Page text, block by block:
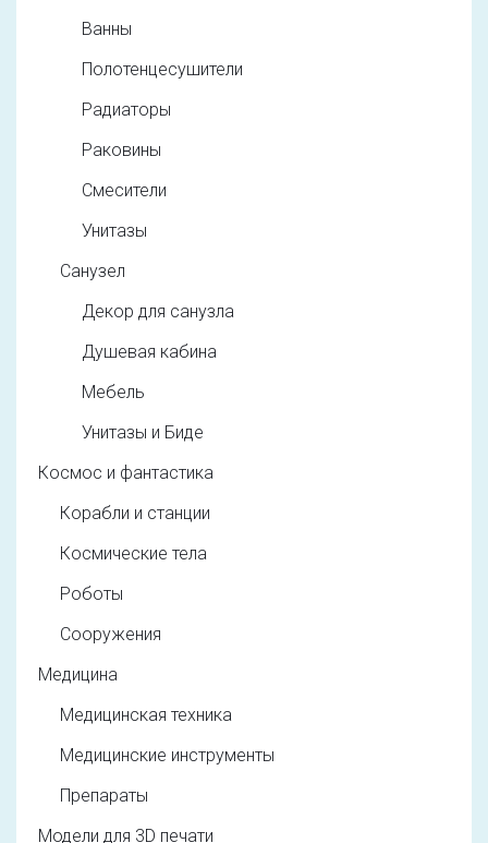
Ванны
Полотенцесушители
Радиаторы
Раковины
Смесители
Унитазы
Санузел
Декор для санузла
Душевая кабина
Мебель
Унитазы и Биде
Космос и фантастика
Корабли и станции
Космические тела
Роботы
Сооружения
Медицина
Медицинская техника
Медицинские инструменты
Препараты
Модели для 3D печати